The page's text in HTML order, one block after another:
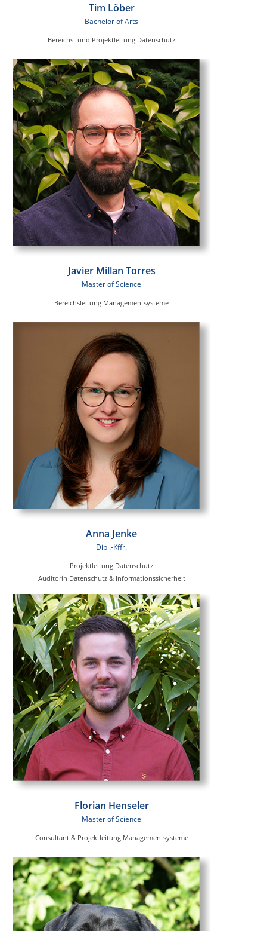
Tim Löber
Bachelor of Arts
Bereichs- und Projektleitung Datenschutz
Javier Millan Torres
Master of Science
Bereichsleitung Managementsysteme
Anna Jenke
Dipl.-Kffr.
Projektleitung Datenschutz
Auditorin Datenschutz & Informationssicherheit
Florian Henseler
Master of Science
Consultant & Projektleitung Managementsysteme